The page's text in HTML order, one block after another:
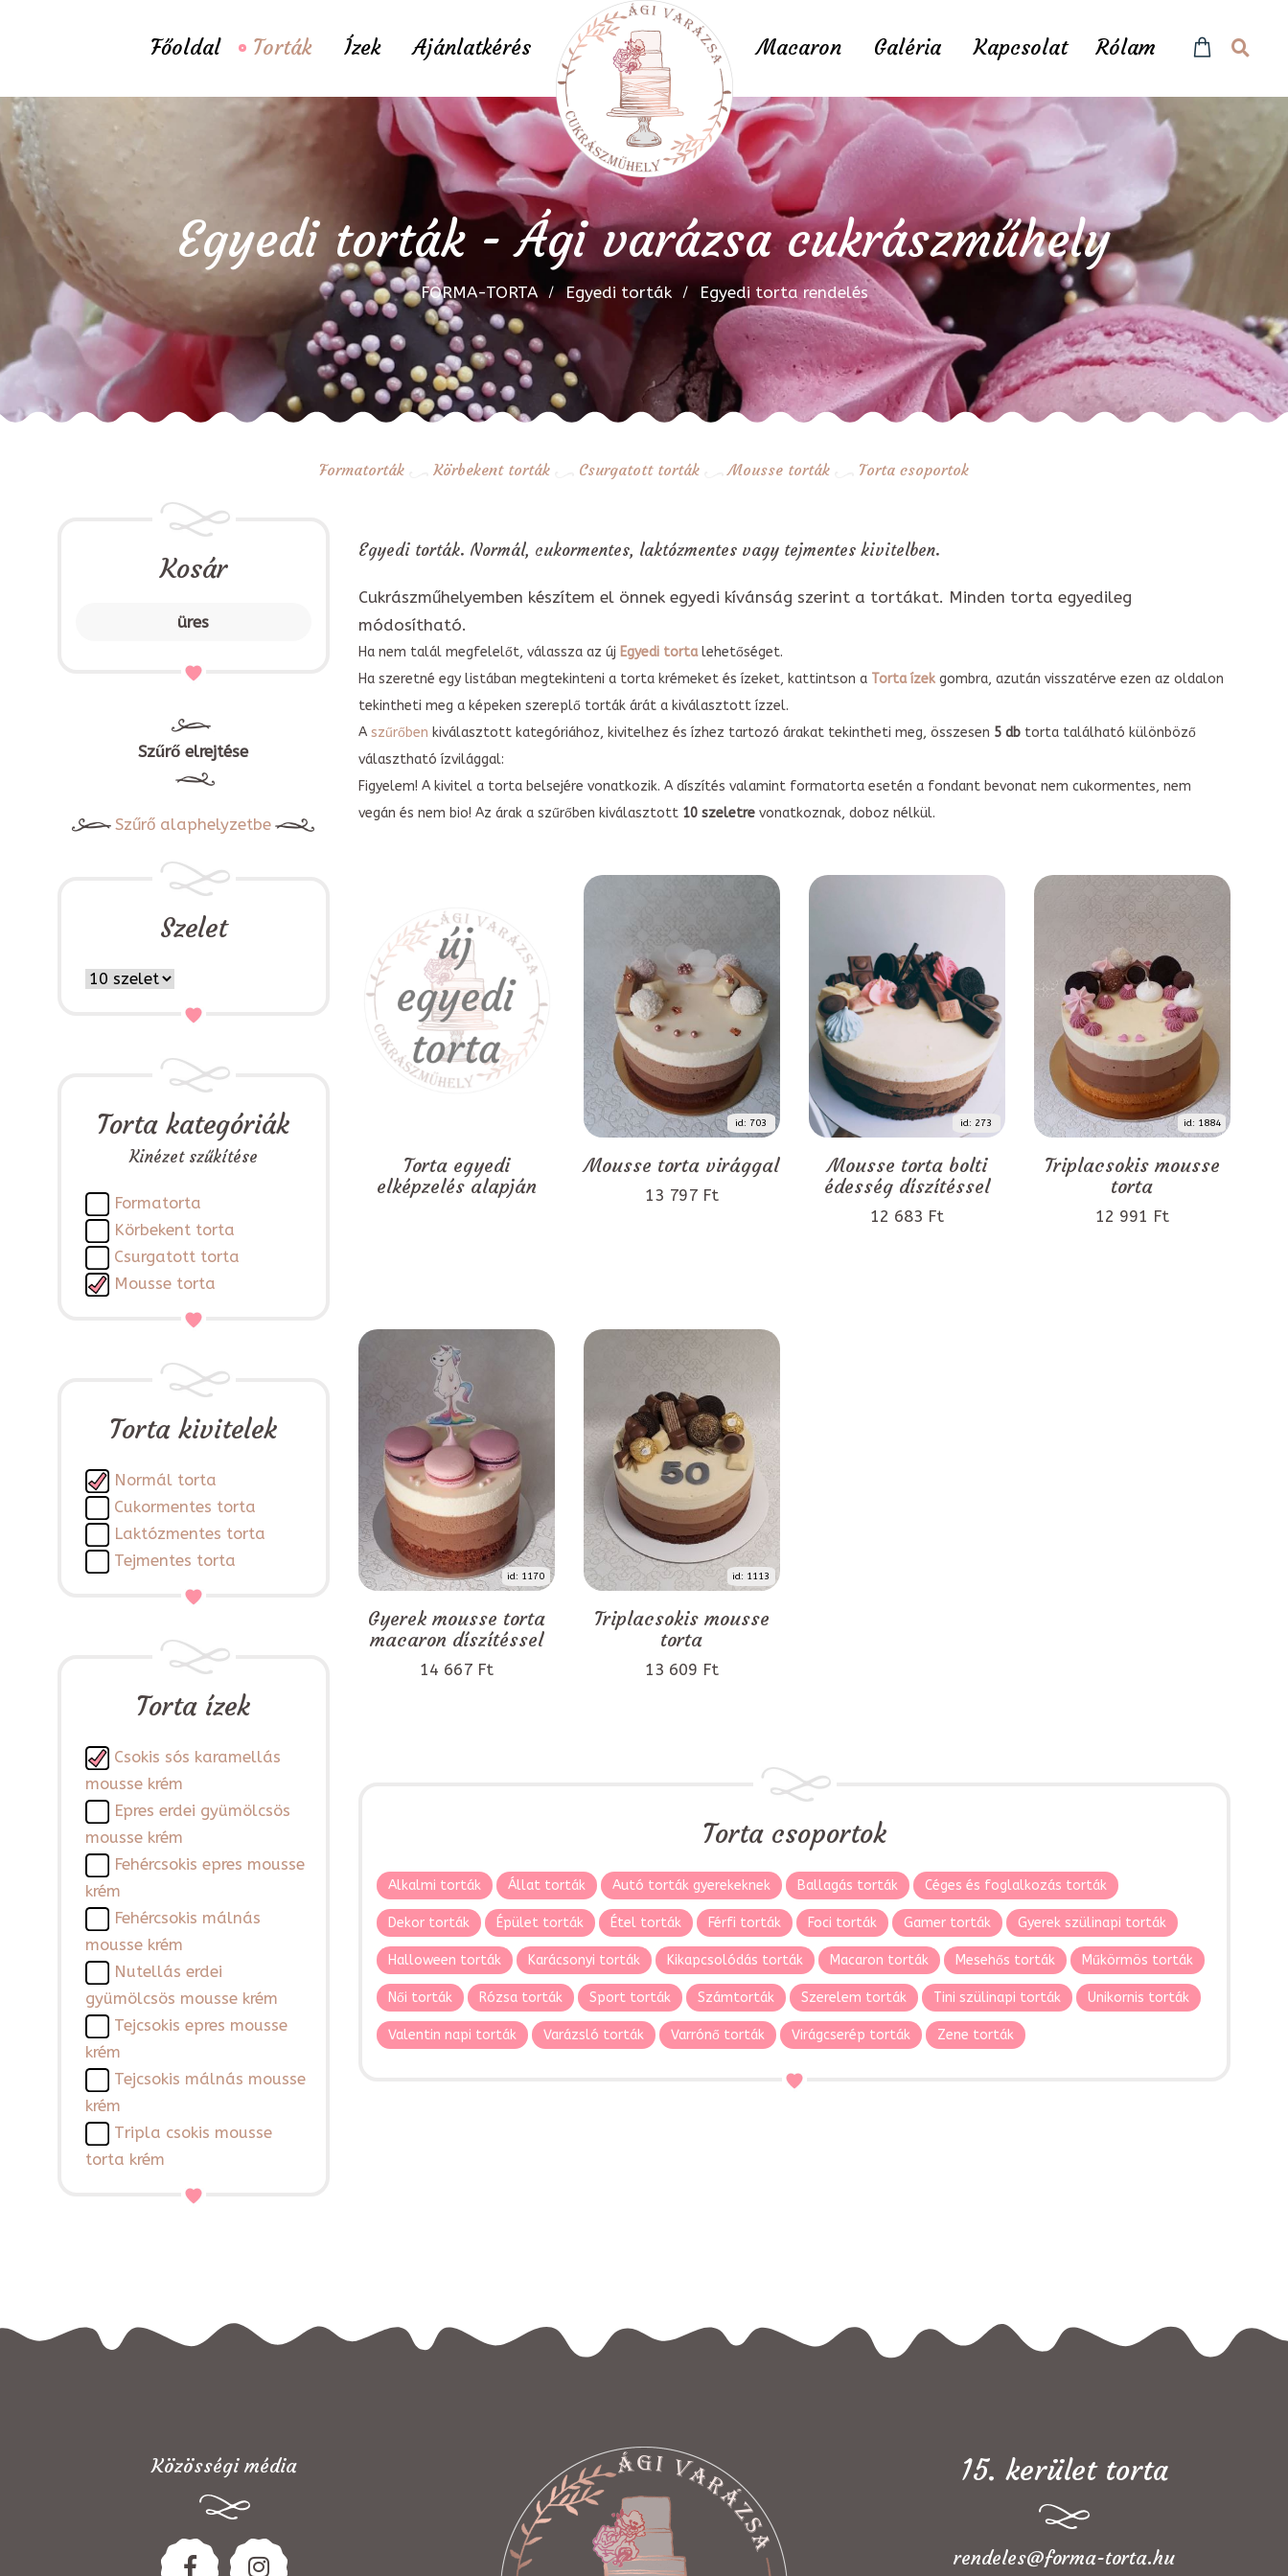
Főoldal Torták Ízek Ajánlatkérés Macaron Galéria Kapcsolat Rólam
Egyedi torták - Ági varázsa cukrászműhely
FORMA-TORTA Egyedi torták Egyedi torta rendelés
Formatorták Körbekent torták Csurgatott torták Mousse torták Torta csoportok
Kosár
üres
Szűrő elrejtése
Szűrő alaphelyzetbe
Szelet
Torta kategóriák
Kinézet szűkítése
Formatorta
Körbekent torta
Csurgatott torta
Mousse torta
Torta kivitelek
Normál torta
Cukormentes torta
Laktózmentes torta
Tejmentes torta
Torta ízek
Csokis sós karamellás
mousse krém
Epres erdei gyümölcsös
mousse krém
Fehércsokis epres mousse
krém
Fehércsokis málnás
mousse krém
Nutellás erdei
gyümölcsös mousse krém
Tejcsokis epres mousse
krém
Tejcsokis málnás mousse
krém
Tripla csokis mousse
torta krém
Egyedi torták. Normál, cukormentes, laktózmentes vagy tejmentes kivitelben.
Cukrászműhelyemben készítem el önnek egyedi kívánság szerint a tortákat. Minden torta egyedileg
módosítható.
Ha nem talál megfelelőt, válassza az új Egyedi tortalehetőséget.
Ha szeretné egy listában megtekinteni a torta krémeket és ízeket, kattintson a Torta ízekgombra, azután visszatérve ezen az oldalon
tekintheti meg a képeken szereplő torták árát a kiválasztott ízzel.
A szűrőben kiválasztott kategóriához, kivitelhez és ízhez tartozó árakat tekintheti meg, összesen 5 dbtorta található különböző
választható ízvilággal:
Figyelem! A kivitel a torta belsejére vonatkozik. A díszítés valamint formatorta esetén a fondant bevonat nem cukormentes, nem
vegán és nem bio! Az árak a szűrőben kiválasztott 10 szeletrevonatkoznak, doboz nélkül.
Torta egyedi
elképzelés alapján
id: 703
Mousse torta virággal
13 797 Ft
id: 273
Mousse torta bolti
édesség díszítéssel
12 683 Ft
id: 1884
Triplacsokis mousse
torta
12 991 Ft
id: 1170
Gyerek mousse torta
macaron díszítéssel
14 667 Ft
id: 1113
Triplacsokis mousse
torta
13 609 Ft
Torta csoportok
Alkalmi torták Állat torták Autó torták gyerekeknek Ballagás torták Céges és foglalkozás torták
Dekor torták Épület torták Étel torták Férfi torták Foci torták Gamer torták Gyerek szülinapi torták
Halloween torták Karácsonyi torták Kikapcsolódás torták Macaron torták Mesehős torták Műkörmös torták
Női torták Rózsa torták Sport torták Számtorták Szerelem torták Tini szülinapi torták Unikornis torták
Valentin napi torták Varázsló torták Varrónő torták Virágcserép torták Zene torták
Közösségi média 15. kerület torta
rendeles@forma-torta.hu